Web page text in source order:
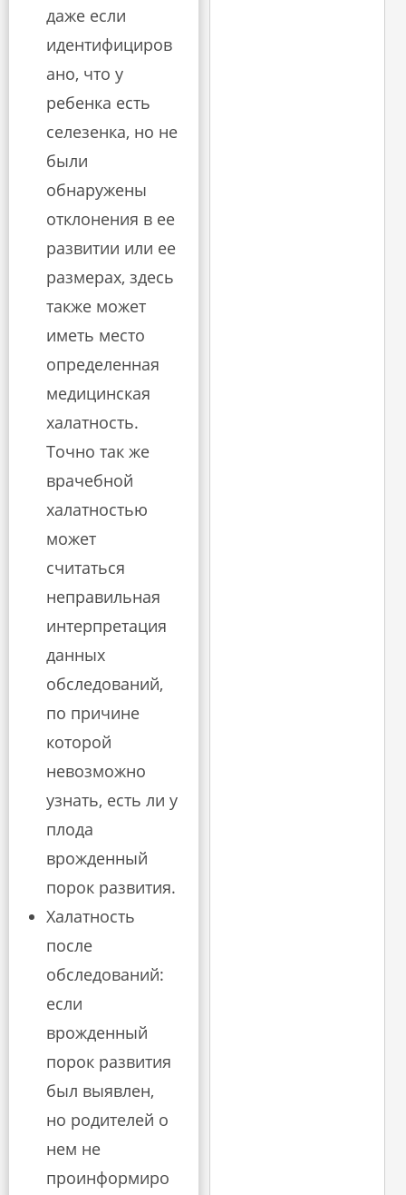
даже если
идентифициров
ано, что у
ребенка есть
селезенка, но не
были
обнаружены
отклонения в ее
развитии или ее
размерах, здесь
также может
иметь место
определенная
медицинская
халатность.
Точно так же
врачебной
халатностью
может
считаться
неправильная
интерпретация
данных
обследований,
по причине
которой
невозможно
узнать, есть ли у
плода
врожденный
порок развития.
Халатность
после
обследований:
если
врожденный
порок развития
был выявлен,
но родителей о
нем не
проинформиро